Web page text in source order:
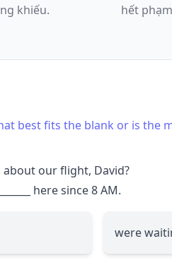
khiếu.
hết
best fits the blank or is the
about our flight, David?
here since 8 AM.
were